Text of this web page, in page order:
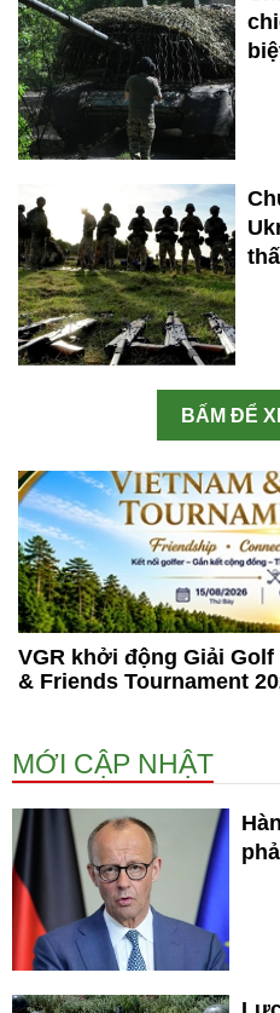
BẤM ĐỂ
VGR khởi động Giải
& Friends Tournament
MỚI CẬP NHẬT